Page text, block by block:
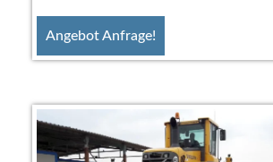
Angebot Anfrage!